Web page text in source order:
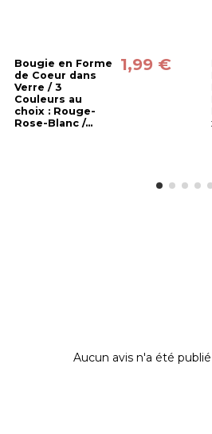
Bougie en Forme
de Coeur dans
Verre / 3
Couleurs au
choix : Rouge-
Rose-Blanc /...
1,99 €
Aucun avis n'a été